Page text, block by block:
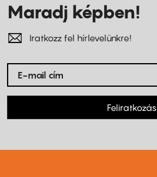
Maradj képben!
Iratkozz fel hírlevelünkre!
Feliratkozás